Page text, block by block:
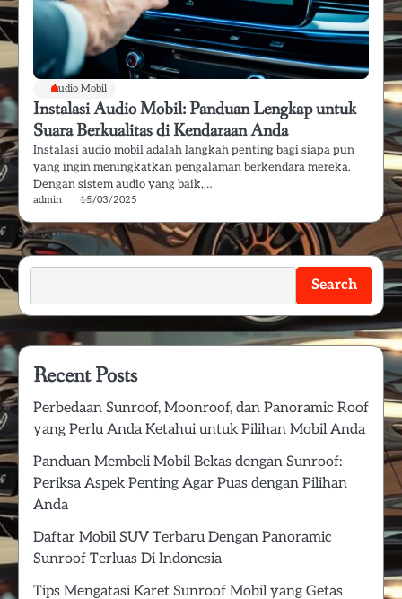
Audio Mobil
Instalasi Audio Mobil: Panduan Lengkap untuk
Suara Berkualitas di Kendaraan Anda
Instalasi audio mobil adalah langkah penting bagi siapa pun
yang ingin meningkatkan pengalaman berkendara mereka.
Dengan sistem audio yang baik,…
admin 15/03/2025
Search
Search
Recent Posts
Perbedaan Sunroof, Moonroof, dan Panoramic Roof
yang Perlu Anda Ketahui untuk Pilihan Mobil Anda
Panduan Membeli Mobil Bekas dengan Sunroof:
Periksa Aspek Penting Agar Puas dengan Pilihan
Anda
Daftar Mobil SUV Terbaru Dengan Panoramic
Sunroof Terluas Di Indonesia
Tips Mengatasi Karet Sunroof Mobil yang Getas